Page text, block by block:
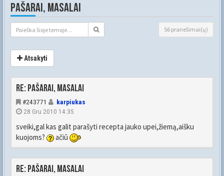
PAŠARAI, MASALAI
56 pranešimai(ų)
Atsakyti
Re: Pašarai, masalai
#243771
karpiukas
28 Gru 2010 14:35
sveiki,gal kas galit parašyti recepta jauko upei,žiemą,aišku
kuojoms?
ačiū
Re: Pašarai, masalai